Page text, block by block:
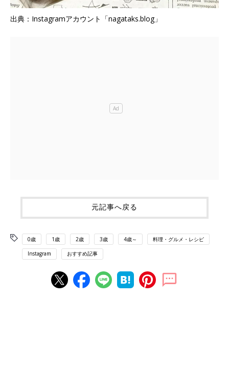
出典：Instagramアカウント「nagataks.blog」
元記事へ戻る
0歳 1歳 2歳 3歳 4歳～ 料理・グルメ・レシピ
Instagram おすすめ記事